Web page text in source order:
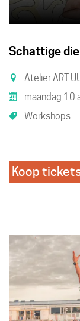
Schattige
Atelier ART
maandag 10
Workshops
Koop